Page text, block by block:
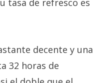
tasa de refresco es
decente y una
32 horas de